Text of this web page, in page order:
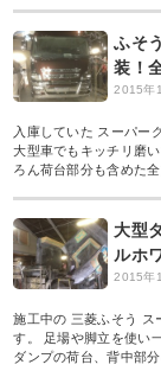
ふそ
装！
2015年
入庫していた スーパー
大型車でもキッチリ磨
ろん荷台部分も含めた
大型
ルホ
2015年
施工中の 三菱ふそう ス
す。 足場や脚立を使い
ダンプの荷台、背中部